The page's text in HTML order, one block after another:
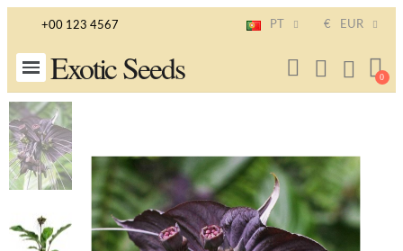
+00 123 4567 PT € EUR
Exotic Seeds